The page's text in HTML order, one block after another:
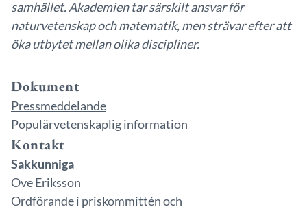
samhället. Akademien tar särskilt ansvar för
naturvetenskap och matematik, men strävar efter att
öka utbytet mellan olika discipliner.
Dokument
Pressmeddelande
Populärvetenskaplig information
Kontakt
Sakkunniga
Ove Eriksson
Ordförande i priskommittén och